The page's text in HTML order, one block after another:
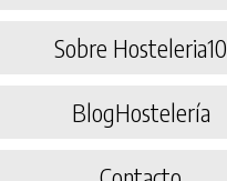
Sobre Hosteleria10
BlogHostelería